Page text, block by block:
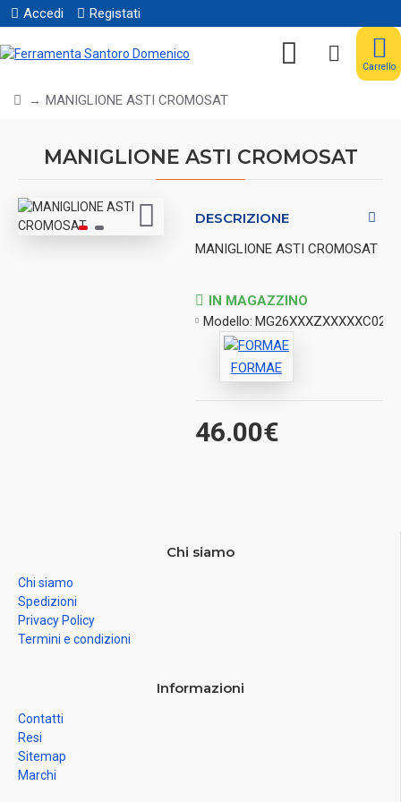
Accedi Registati
Carrello
MANIGLIONE ASTI CROMOSAT
MANIGLIONE ASTI CROMOSAT
DESCRIZIONE
MANIGLIONE ASTI CROMOSAT
46.00€
IN MAGAZZINO
Modello: MG26XXXZXXXXXC02
FORMAE
Chi siamo
Chi siamo
Spedizioni
Privacy Policy
Termini e condizioni
Informazioni
Contatti
Resi
Sitemap
Marchi